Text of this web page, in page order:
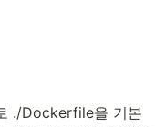
./Dockerfile을 기본